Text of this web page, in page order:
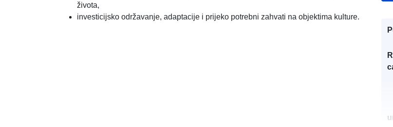
života,
investicijsko održavanje, adaptacije i prijeko potrebni zahvati na objektima kulture.